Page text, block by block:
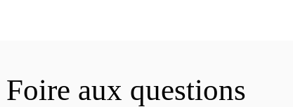
Foire aux questions